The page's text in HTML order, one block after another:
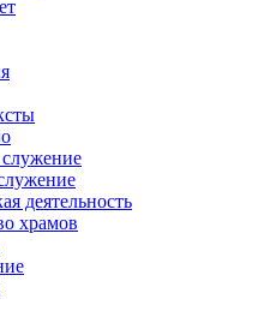
деятельность
храмов